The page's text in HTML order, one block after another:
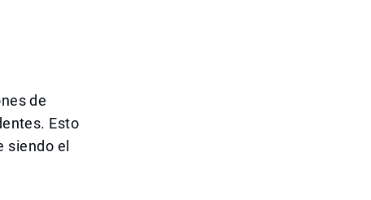
de
Esto
el